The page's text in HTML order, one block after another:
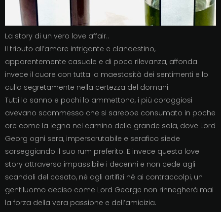
La story di un vero love affair..
Il tributo all’amore intrigante e clandestino,
apparentemente casuale e di poca rilevanza, affonda
invece il cuore con tutta la maestosità dei sentimenti e lo
culla segretamente nella certezza del domani.
Tutti lo sanno e pochi lo ammettono, i più coraggiosi
avevano scommesso che si sarebbe consumato in poche
ore come la legna nel camino della grande sala, dove Lord
Georg ogni sera, imperscrutabile e serafico siede
sorseggiando il suo rum preferito. E invece questa love
story attraversa impassibile i decenni e non cede agli
scandali del casato, né agli artifizi né ai contraccolpi, un
gentiluomo deciso come Lord George non rinnegherà mai
la forza della vera passione e dell’amicizia.